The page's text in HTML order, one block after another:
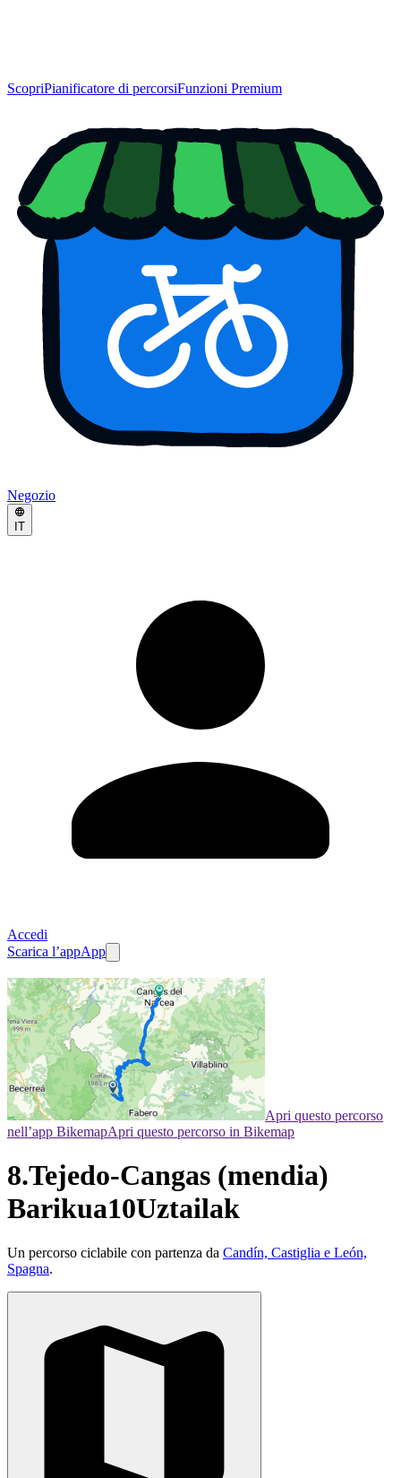
ScopriPianificatore di percorsiFunzioni Premium
Negozio
IT
Accedi
Scarica l’appApp
Apri questo percorso
nell’app BikemapApri questo percorso in Bikemap
8.Tejedo-Cangas (mendia)
Barikua10Uztailak
Un percorso ciclabile con partenza da Candín, Castiglia e León,
Spagna.